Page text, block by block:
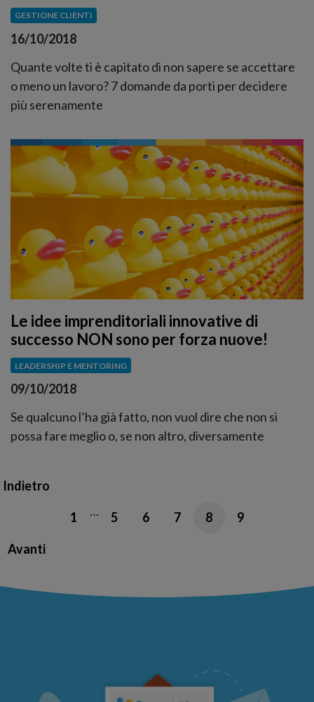
GESTIONE CLIENTI
16/10/2018
Quante volte ti è capitato di non sapere se accettare
o meno un lavoro? 7 domande da porti per decidere
più serenamente
Le idee imprenditoriali innovative di
successo NON sono per forza nuove!
LEADERSHIP E MENTORING
09/10/2018
Se qualcuno l’ha già fatto, non vuol dire che non si
possa fare meglio o, se non altro, diversamente
Indietro
1 … 5 6 7 8 9
Avanti